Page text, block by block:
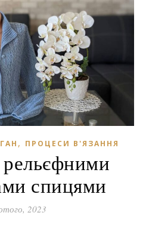
, ПРОЦЕСИ В'ЯЗАННЯ
спицями
2023